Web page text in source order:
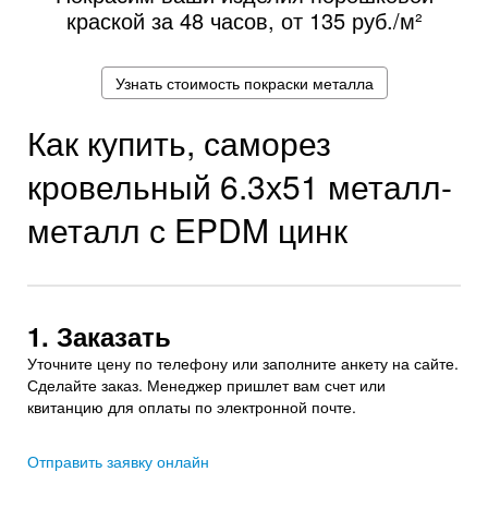
краской за 48 часов, от 135 руб./м²
Узнать стоимость покраски металла
Как купить, саморез
кровельный 6.3х51 металл-
металл с EPDM цинк
1. Заказать
Уточните цену по телефону или заполните анкету на сайте.
Сделайте заказ. Менеджер пришлет вам счет или
квитанцию для оплаты по электронной почте.
Отправить заявку онлайн